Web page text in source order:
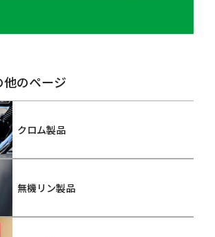
のページ
クロム製品
無機リン製品